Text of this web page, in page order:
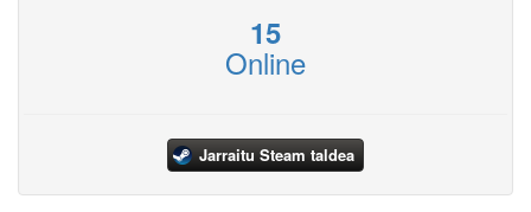
15
Online
Jarraitu Steam taldea